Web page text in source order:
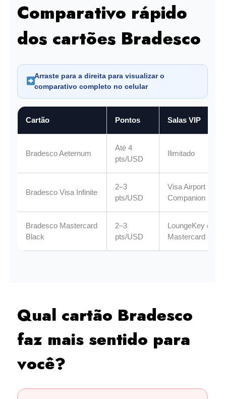
Comparativo rápido
dos cartões Bradesco
Arraste para a direita para visualizar o
comparativo completo no celular
Cartão Pontos Salas VIP
Bradesco Aeternum
Até 4
pts/USD
Ilimitado
Bradesco Visa Infinite
2–3
pts/USD
Visa Airport
Companion
Bradesco Mastercard
Black
2–3
pts/USD
LoungeKey e
Mastercard
Qual cartão Bradesco
faz mais sentido para
você?